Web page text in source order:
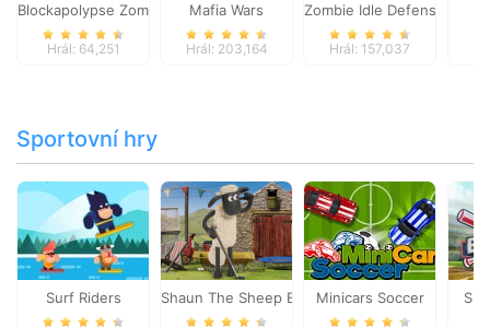
Blockapolypse Zombie Shooter
Hrál: 64,251
Mafia Wars
Hrál: 203,164
Zombie Idle Defense
Hrál: 157,037
Sportovní hry
Surf Riders Shaun The Sheep Baahmy GolfMinicars Soccer